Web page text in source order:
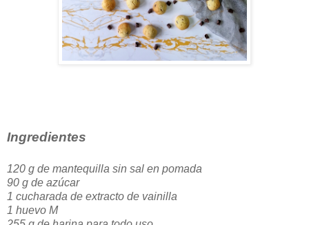
Ingredientes
120 g de mantequilla sin sal en pomada
90 g de azúcar
1 cucharada de extracto de vainilla
1 huevo M